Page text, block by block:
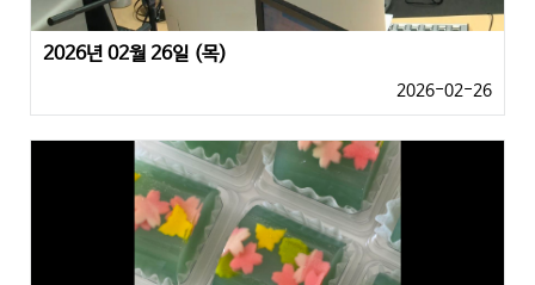
2026년 02월 26일 (목)
2026-02-26